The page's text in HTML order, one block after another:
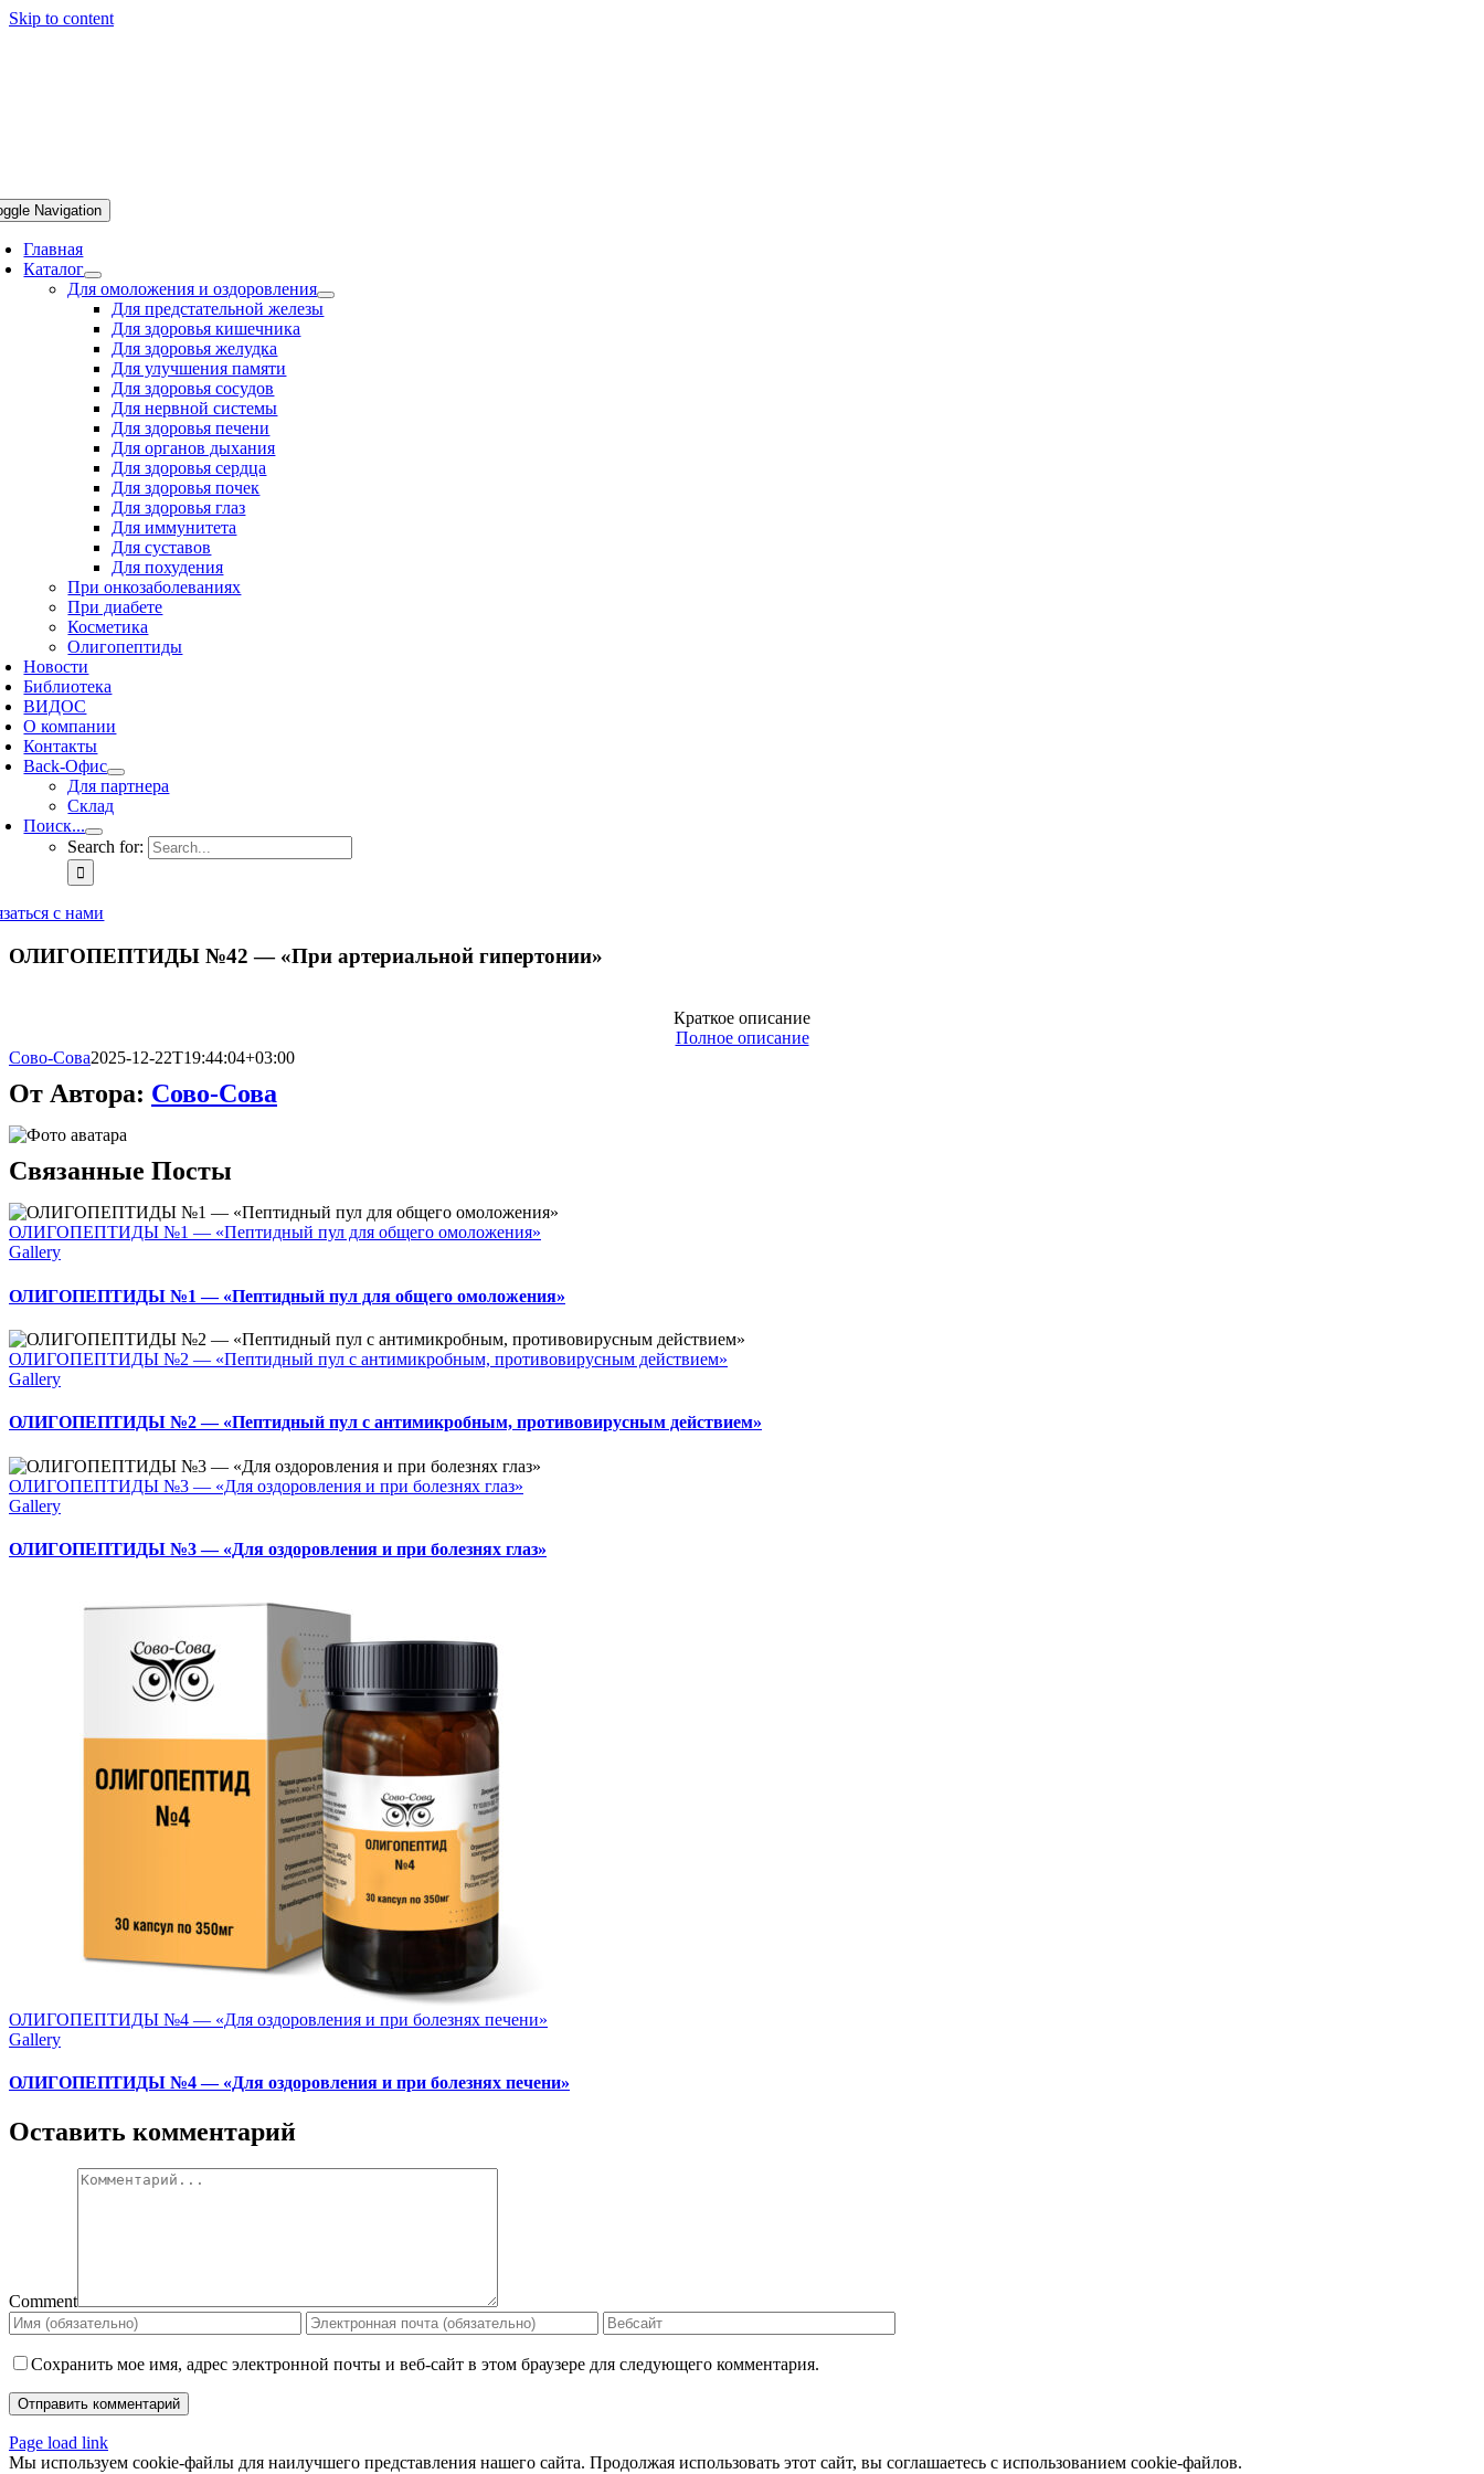
Skip to content
Navigation
Главная
Каталог
Для омоложения и оздоровления
Для предстательной железы
Для здоровья кишечника
Для здоровья желудка
Для улучшения памяти
Для здоровья сосудов
Для нервной системы
Для здоровья печени
Для органов дыхания
Для здоровья сердца
Для здоровья почек
Для здоровья глаз
Для иммунитета
Для суставов
Для похудения
При онкозаболеваниях
При диабете
Косметика
Олигопептиды
Новости
Библиотека
ВИДОС
О компании
Контакты
Back-Офис
Для партнера
Склад
Поиск...
Search for:
с нами
ОЛИГОПЕПТИДЫ №42 — «При артериальной гипертонии»
Краткое описание
Полное описание
Сово-Сова2025-12-22T19:44:04+03:00
От Автора: Сово-Сова
Связанные Посты
ОЛИГОПЕПТИДЫ №1 — «Пептидный пул для общего омоложения»
Gallery
ОЛИГОПЕПТИДЫ №1 — «Пептидный пул для общего омоложения»
ОЛИГОПЕПТИДЫ №2 — «Пептидный пул с антимикробным, противовирусным действием»
Gallery
ОЛИГОПЕПТИДЫ №2 — «Пептидный пул с антимикробным, противовирусным действием»
ОЛИГОПЕПТИДЫ №3 — «Для оздоровления и при болезнях глаз»
Gallery
ОЛИГОПЕПТИДЫ №3 — «Для оздоровления и при болезнях глаз»
ОЛИГОПЕПТИДЫ №4 — «Для оздоровления и при болезнях печени»
Gallery
ОЛИГОПЕПТИДЫ №4 — «Для оздоровления и при болезнях печени»
Оставить комментарий
Comment
Сохранить мое имя, адрес электронной почты и веб-сайт в этом браузере для следующего комментария.
Page load link
Мы используем cookie-файлы для наилучшего представления нашего сайта. Продолжая использовать этот сайт, вы соглашаетесь с использованием cookie-файлов.